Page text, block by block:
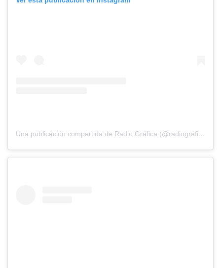
Una publicación compartida de Radio Gráfica (@radiografica893)